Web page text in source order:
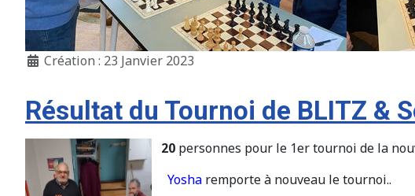
Création : 23 Janvier 2023
Résultat du Tournoi de BLITZ &
20 personnes pour le 1er tournoi de la
Yosha remporte à nouveau le tournoi..